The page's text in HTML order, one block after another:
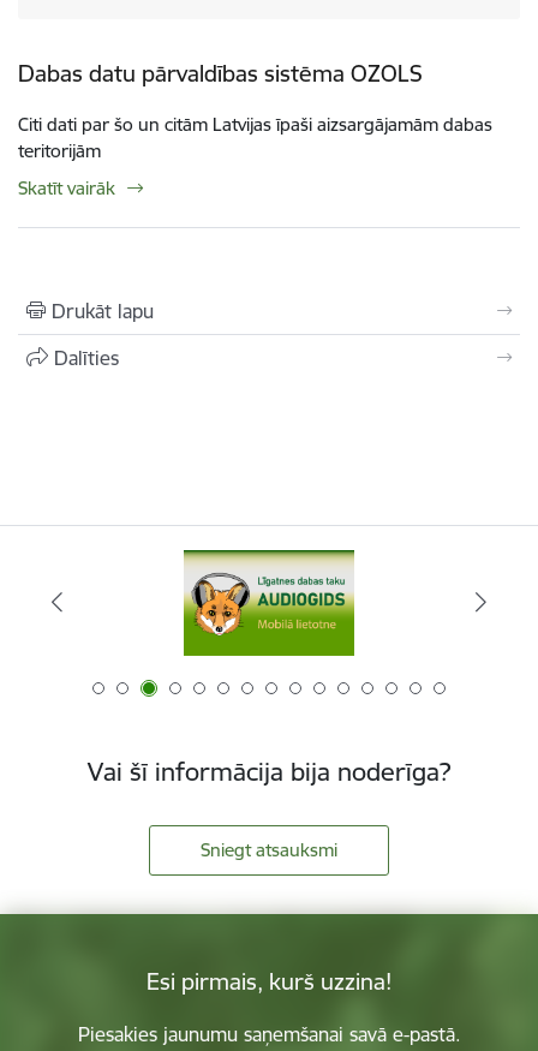
Dabas datu pārvaldības sistēma OZOLS
Citi dati par šo un citām Latvijas īpaši aizsargājamām dabas
teritorijām
Skatīt vairāk
Drukāt lapu
Dalīties
Vai šī informācija bija noderīga?
Sniegt atsauksmi
Esi pirmais, kurš uzzina!
Piesakies jaunumu saņemšanai savā e-pastā.